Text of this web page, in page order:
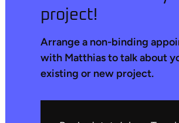
project!
Arrange a non-binding
with Matthias to talk about
existing or new project.